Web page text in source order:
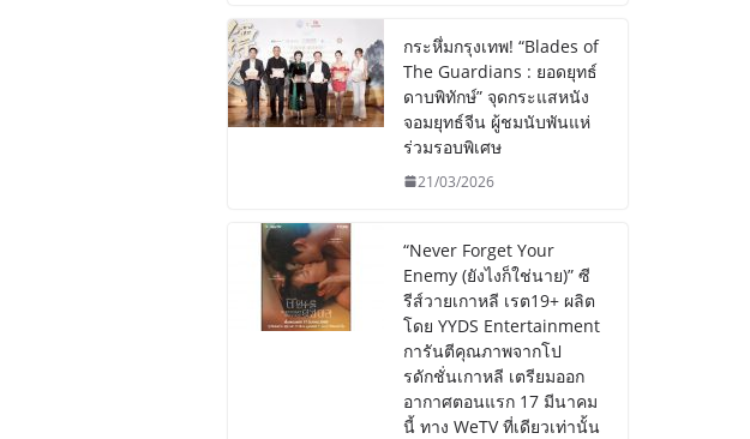
กระหึ่มกรุงเทพ! “Blades of
The Guardians : ยอดยุทธ์
ดาบพิทักษ์” จุดกระแสหนัง
จอมยุทธ์จีน ผู้ชมนับพันแห่
ร่วมรอบพิเศษ
21/03/2026
“Never Forget Your
Enemy (ยังไงก็ใช่นาย)” ซี
รีส์วายเกาหลี เรต19+ ผลิต
โดย YYDS Entertainment
การันตีคุณภาพจากโป
รดักชั่นเกาหลี เตรียมออก
อากาศตอนแรก 17 มีนาคม
นี้ ทาง WeTV ที่เดียวเท่านั้น